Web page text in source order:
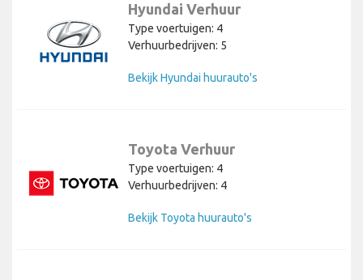
Hyundai Verhuur
Type voertuigen: 4
Verhuurbedrijven: 5
Bekijk Hyundai huurauto's
Toyota Verhuur
Type voertuigen: 4
Verhuurbedrijven: 4
Bekijk Toyota huurauto's